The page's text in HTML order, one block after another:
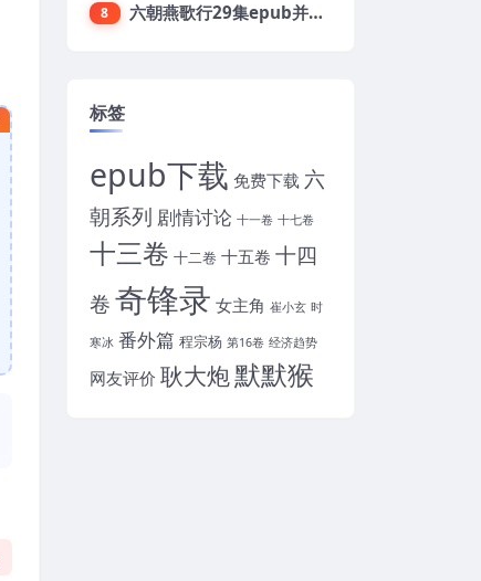
8 六朝燕歌行29集epub并期待下载六朝三十集
标签
epub下载 免费下载 六
朝系列 剧情讨论 十一卷 十七卷
十三卷 十二卷 十五卷 十四
卷奇锋录 女主角 崔小玄 时
寒冰 番外篇 程宗杨 第16卷 经济趋势
网友评价 耿大炮默默猴